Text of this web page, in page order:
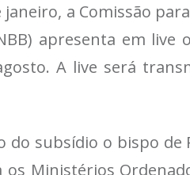
a Comissão
apresenta em live
A live será
subsídio o bispo de
os Ministérios